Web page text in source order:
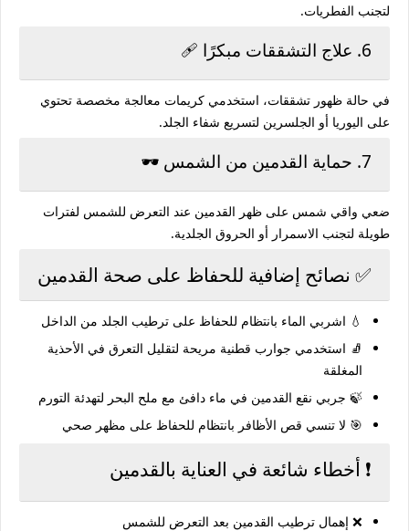
لتجنب الفطريات.
6. علاج التشققات مبكرًا 🩹
في حالة ظهور تشققات، استخدمي كريمات معالجة مخصصة تحتوي
على اليوريا أو الجلسرين لتسريع شفاء الجلد.
7. حماية القدمين من الشمس 🕶️
ضعي واقي شمس على ظهر القدمين عند التعرض للشمس لفترات
طويلة لتجنب الاسمرار أو الحروق الجلدية.
✅ نصائح إضافية للحفاظ على صحة القدمين
💧 اشربي الماء بانتظام للحفاظ على ترطيب الجلد من الداخل
🧦 استخدمي جوارب قطنية مريحة لتقليل التعرق في الأحذية
المغلقة
🍃 جربي نقع القدمين في ماء دافئ مع ملح البحر لتهدئة التورم
🎯 لا تنسي قص الأظافر بانتظام للحفاظ على مظهر صحي
❗ أخطاء شائعة في العناية بالقدمين
❌ إهمال ترطيب القدمين بعد التعرض للشمس